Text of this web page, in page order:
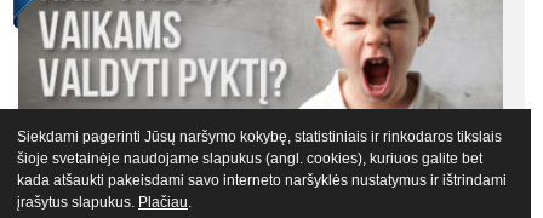
Siekdami pagerinti Jūsų naršymo kokybę, statistiniais ir rinkodaros tikslais
šioje svetainėje naudojame slapukus (angl. cookies), kuriuos galite bet
kada atšaukti pakeisdami savo interneto naršyklės nustatymus ir ištrindami
įrašytus slapukus. Plačiau